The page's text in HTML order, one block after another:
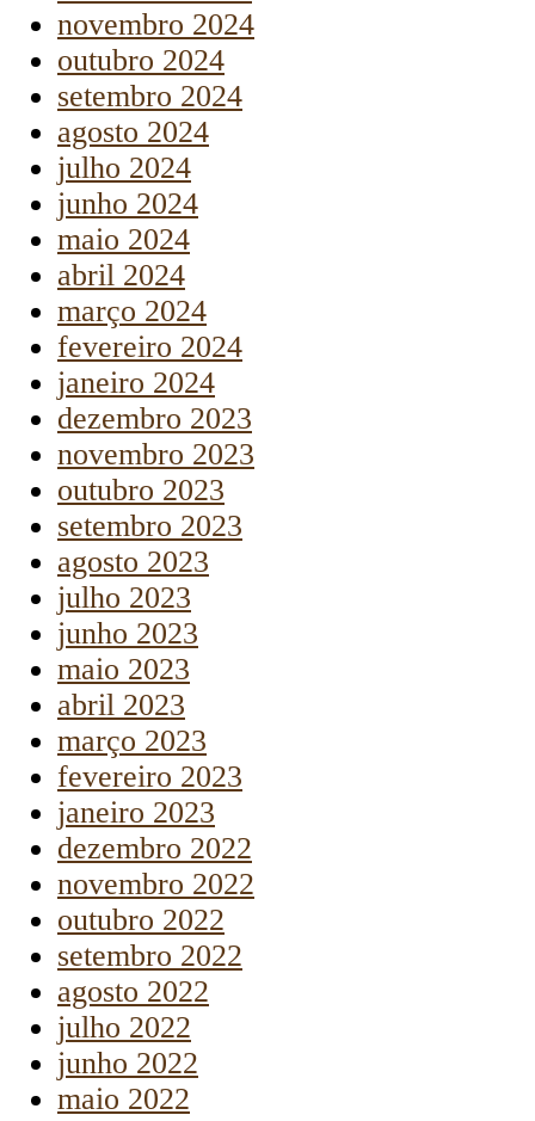
novembro 2024
outubro 2024
setembro 2024
agosto 2024
julho 2024
junho 2024
maio 2024
abril 2024
março 2024
fevereiro 2024
janeiro 2024
dezembro 2023
novembro 2023
outubro 2023
setembro 2023
agosto 2023
julho 2023
junho 2023
maio 2023
abril 2023
março 2023
fevereiro 2023
janeiro 2023
dezembro 2022
novembro 2022
outubro 2022
setembro 2022
agosto 2022
julho 2022
junho 2022
maio 2022